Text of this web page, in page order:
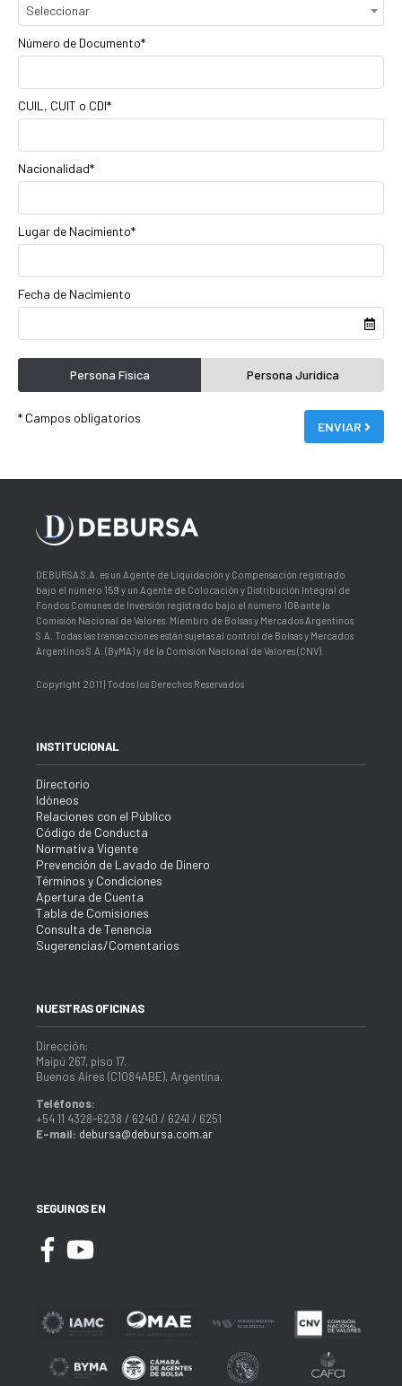
Seleccionar
Número de Documento*
CUIL, CUIT o CDI*
Nacionalidad*
Lugar de Nacimiento*
Fecha de Nacimiento
Persona Física Persona Jurídica
* Campos obligatorios
ENVIAR
DEBURSA S.A. es un Agente de Liquidación y Compensación registrado
bajo el número 159 y un Agente de Colocación y Distribución Integral de
Fondos Comunes de Inversión registrado bajo el número 106 ante la
Comisión Nacional de Valores. Miembro de Bolsas y Mercados Argentinos
S.A. Todas las transacciones están sujetas al control de Bolsas y Mercados
Argentinos S.A. (ByMA) y de la Comisión Nacional de Valores (CNV).
Copyright 2011 | Todos los Derechos Reservados
INSTITUCIONAL
Directorio
Idóneos
Relaciones con el Público
Código de Conducta
Normativa Vigente
Prevención de Lavado de Dinero
Términos y Condiciones
Apertura de Cuenta
Tabla de Comisiones
Consulta de Tenencia
Sugerencias/Comentarios
NUESTRAS OFICINAS
Dirección:
Maipú 267, piso 17.
Buenos Aires (C1084ABE), Argentina.
Teléfonos:
+54 11 4328-6238 / 6240 / 6241 / 6251
E-mail: debursa@debursa.com.ar
SEGUINOS EN